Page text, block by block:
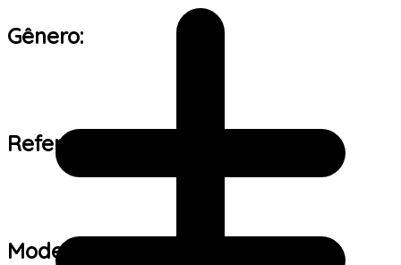
Gênero:
Referência de tamanho:
Modelo: